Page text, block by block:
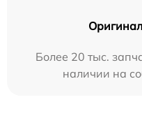
Более 20 тыс.
наличии на